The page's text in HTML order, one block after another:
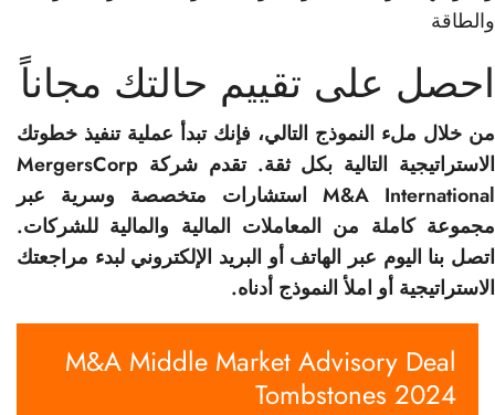
والطاقة
احصل على تقييم حالتك مجاناً
من خلال ملء النموذج التالي، فإنك تبدأ عملية تنفيذ خطوتك
الاستراتيجية التالية بكل ثقة. تقدم شركة MergersCorp
M&A International استشارات متخصصة وسرية عبر
مجموعة كاملة من المعاملات المالية والمالية للشركات.
اتصل بنا اليوم عبر الهاتف أو البريد الإلكتروني لبدء مراجعتك
الاستراتيجية أو املأ النموذج أدناه.
M&A Middle Market Advisory Deal
Tombstones 2024